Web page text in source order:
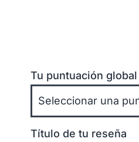
Tu puntuación global
Título de tu reseña